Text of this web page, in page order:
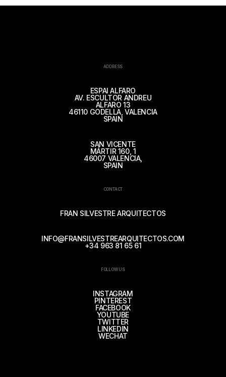
ADDRESS
ESPAI ALFARO
AV. ESCULTOR ANDREU
ALFARO 13
46110 GODELLA, VALENCIA
SPAIN
SAN VICENTE
MÁRTIR 160, 1
46007 VALENCIA,
SPAIN
CONTACT
FRAN SILVESTRE ARQUITECTOS
INFO@FRANSILVESTREARQUITECTOS.COM
+34 963 81 65 61
FOLLOW US
INSTAGRAM
PINTEREST
FACEBOOK
YOUTUBE
TWITTER
LINKEDIN
WECHAT